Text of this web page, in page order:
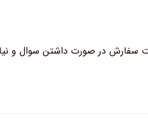
در صورت داشتن سوال و نیاز به راهنمایی